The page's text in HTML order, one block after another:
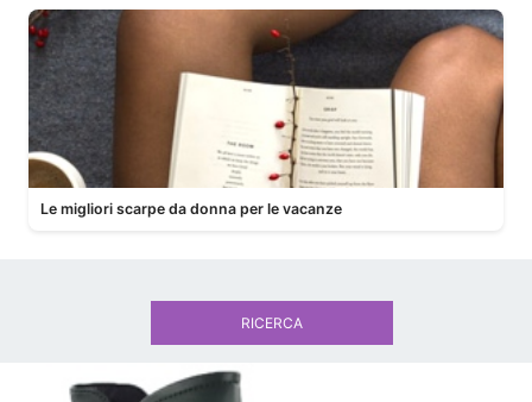
Le migliori scarpe da donna per le vacanze
RICERCA